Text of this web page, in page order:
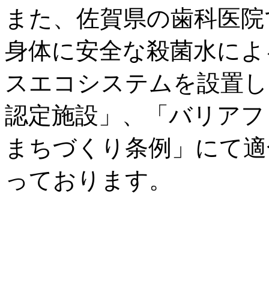
また、佐賀県の歯科医
身体に安全な殺菌水に
スエコシステムを設置
認定施設」、「バリア
まちづくり条例」にて
っております。